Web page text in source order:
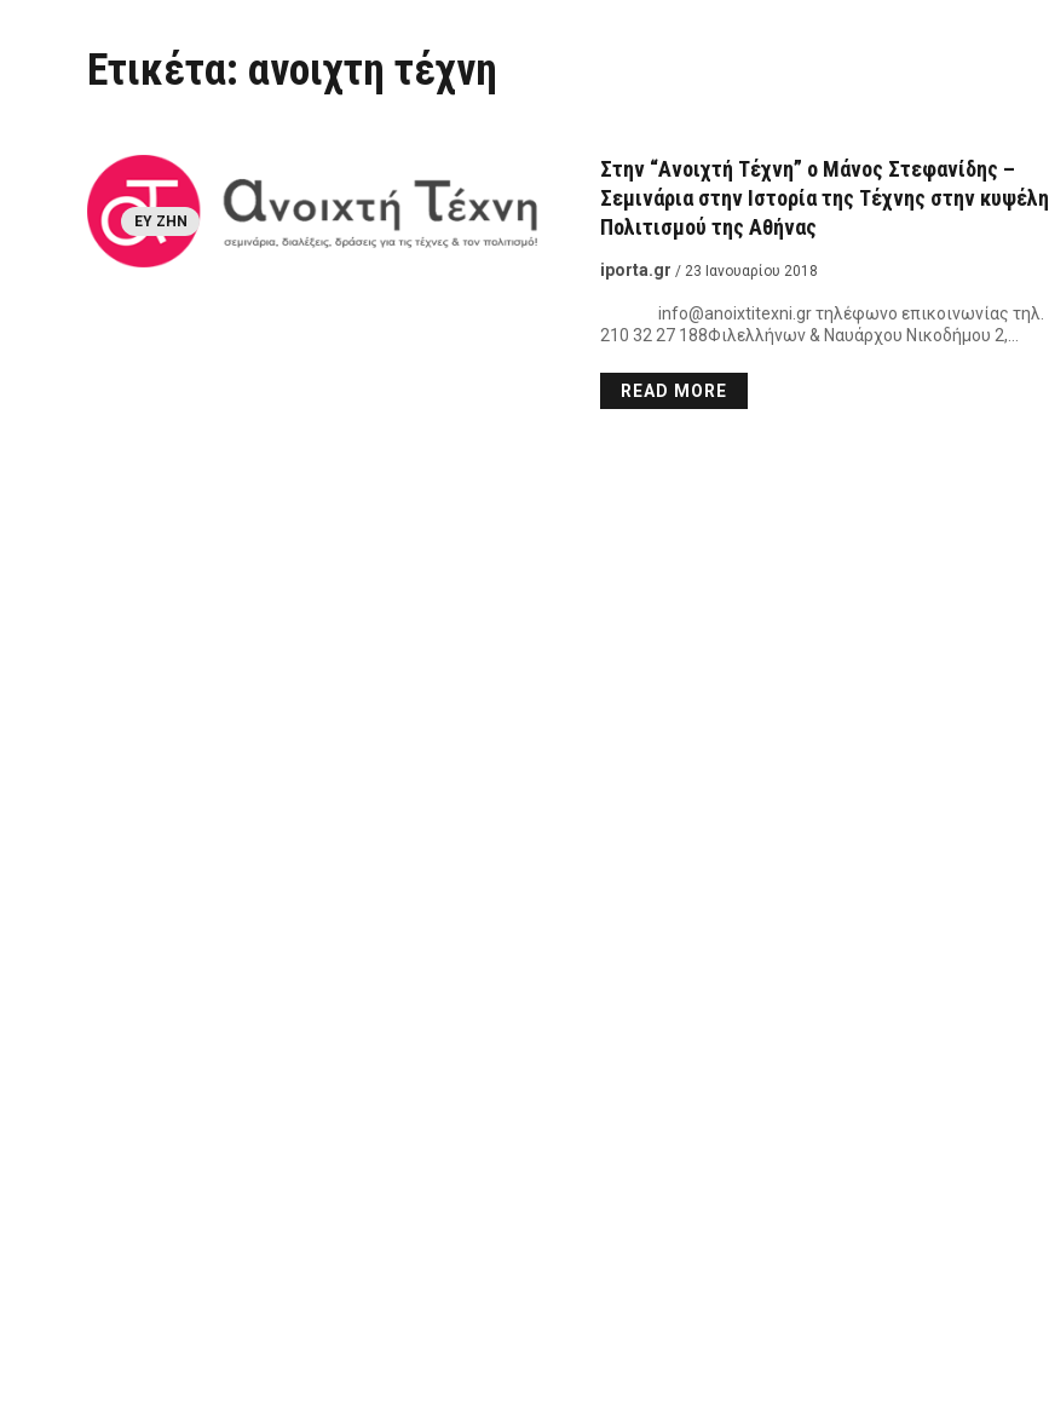
Ετικέτα: ανοιχτη τέχνη
ΕΥ ΖΗΝ
Στην “Ανοιχτή Τέχνη” ο Μάνος Στεφανίδης –
Σεμινάρια στην Ιστορία της Τέχνης στην κυψέλη
Πολιτισμού της Αθήνας
iporta.gr / 23 Ιανουαρίου 2018
info@anoixtitexni.grτηλέφωνο επικοινωνίας τηλ.
210 32 27 188Φιλελλήνων & Ναυάρχου Νικοδήμου 2,…
READ MORE